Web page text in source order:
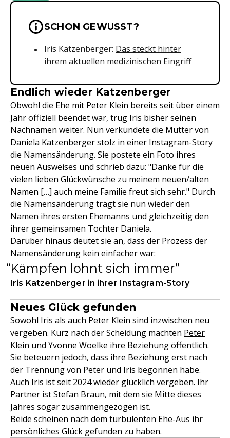
Wichtige Hinweise &
SCHON GEWUSST?
Iris Katzenberger: Das steckt hinter
ihrem aktuellen medizinischen Eingriff
Endlich wieder Katzenberger
Obwohl die Ehe mit Peter Klein bereits seit über einem
Jahr offiziell beendet war, trug Iris bisher seinen
Nachnamen weiter. Nun verkündete die Mutter von
Daniela Katzenberger stolz in einer Instagram-Story
die Namensänderung. Sie postete ein Foto ihres
neuen Ausweises und schrieb dazu: "Danke für die
vielen lieben Glückwünsche zu meinem neuen/alten
Namen […] auch meine Familie freut sich sehr." Durch
die Namensänderung trägt sie nun wieder den
Namen ihres ersten Ehemanns und gleichzeitig den
ihrer gemeinsamen Tochter Daniela.
Darüber hinaus deutet sie an, dass der Prozess der
Namensänderung kein einfacher war:
Kämpfen lohnt sich immer
Iris Katzenberger in ihrer Instagram-Story
Neues Glück gefunden
Sowohl Iris als auch Peter Klein sind inzwischen neu
vergeben. Kurz nach der Scheidung machten Peter
Klein und Yvonne Woelke ihre Beziehung öffentlich.
Sie beteuern jedoch, dass ihre Beziehung erst nach
der Trennung von Peter und Iris begonnen habe.
Auch Iris ist seit 2024 wieder glücklich vergeben. Ihr
Partner istStefan Braun, mit dem sie Mitte dieses
Jahres sogar zusammengezogen ist.
Beide scheinen nach dem turbulenten Ehe-Aus ihr
persönliches Glück gefunden zu haben.